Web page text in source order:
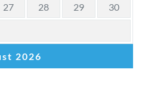
2026
27 28 29 30